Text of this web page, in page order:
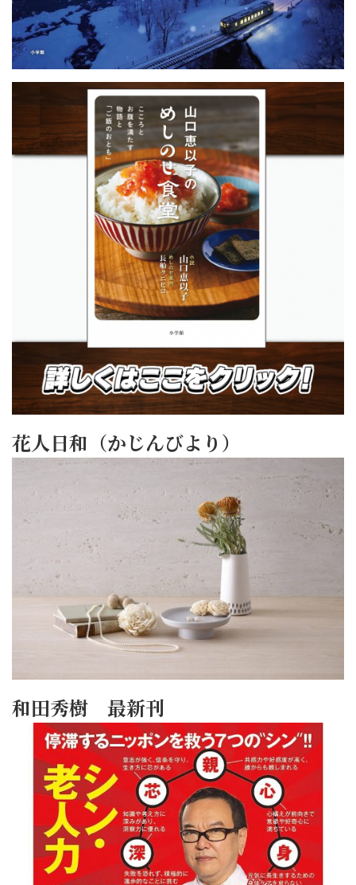
花人日和（かじんびより）
和田秀樹 最新刊